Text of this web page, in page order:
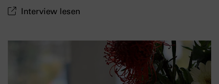
Interview lesen